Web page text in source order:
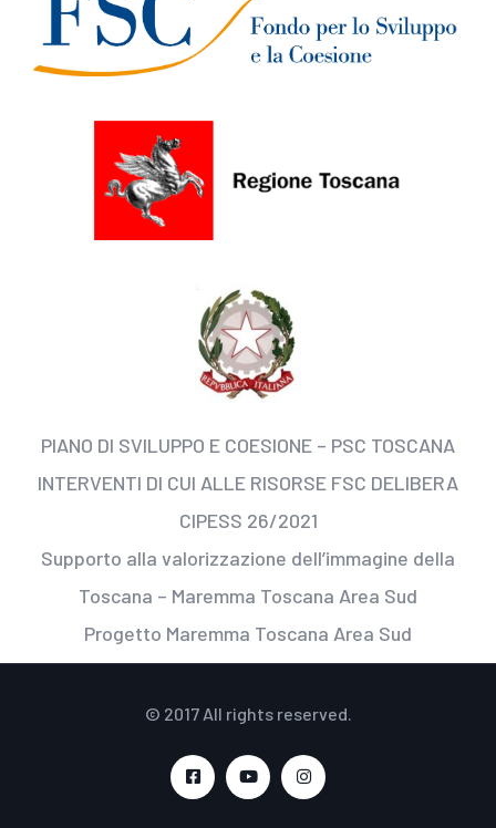
PIANO DI SVILUPPO E COESIONE – PSC TOSCANA
INTERVENTI DI CUI ALLE RISORSE FSC DELIBERA
CIPESS 26/2021
Supporto alla valorizzazione dell’immagine della
Toscana – Maremma Toscana Area Sud
Progetto Maremma Toscana Area Sud
© 2017 All rights reserved.